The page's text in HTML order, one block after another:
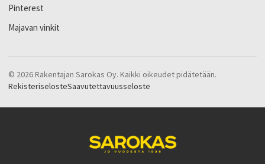
Pinterest
Majavan vinkit
© 2026 Rakentajan Sarokas Oy. Kaikki oikeudet pidätetään.
RekisteriselosteSaavutettavuusseloste